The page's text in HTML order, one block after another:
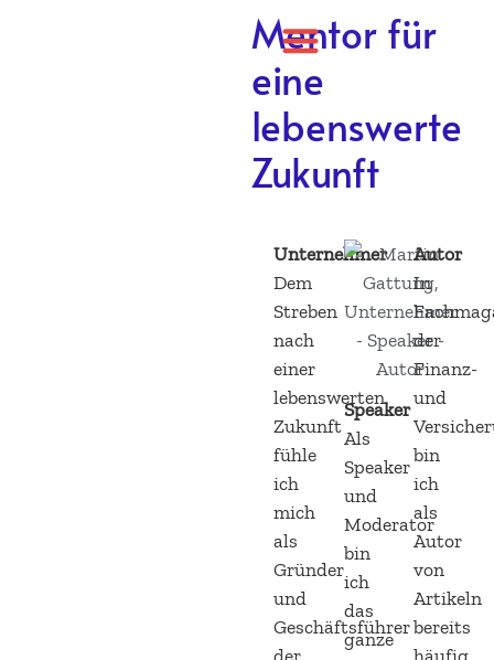
Mentor für
eine
lebenswerte
Zukunft
Unternehmer
Dem
Streben
nach
einer
lebenswerten
Zukunft
fühle
ich
mich
als
Gründer
und
Geschäftsführer
Speaker
Als
Speaker
und
Moderator
bin
ich
das
ganze
Autor
In
der
Finanz-
und
bin
ich
als
Autor
von
Artikeln
bereits